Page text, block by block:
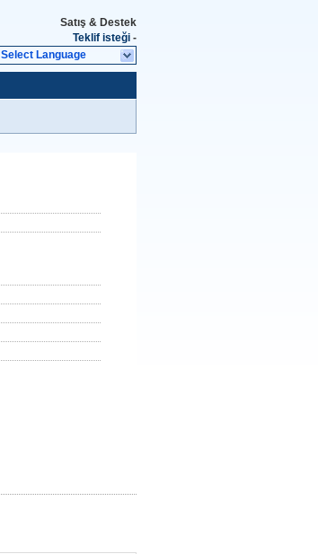
Satış & Destek
Teklif isteği -
Select Language